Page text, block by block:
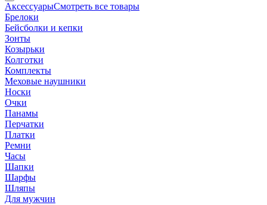
АксессуарыСмотреть все товары
Брелоки
Бейсболки и кепки
Зонты
Козырьки
Колготки
Комплекты
Меховые наушники
Носки
Очки
Панамы
Перчатки
Платки
Ремни
Часы
Шапки
Шарфы
Шляпы
Для мужчин